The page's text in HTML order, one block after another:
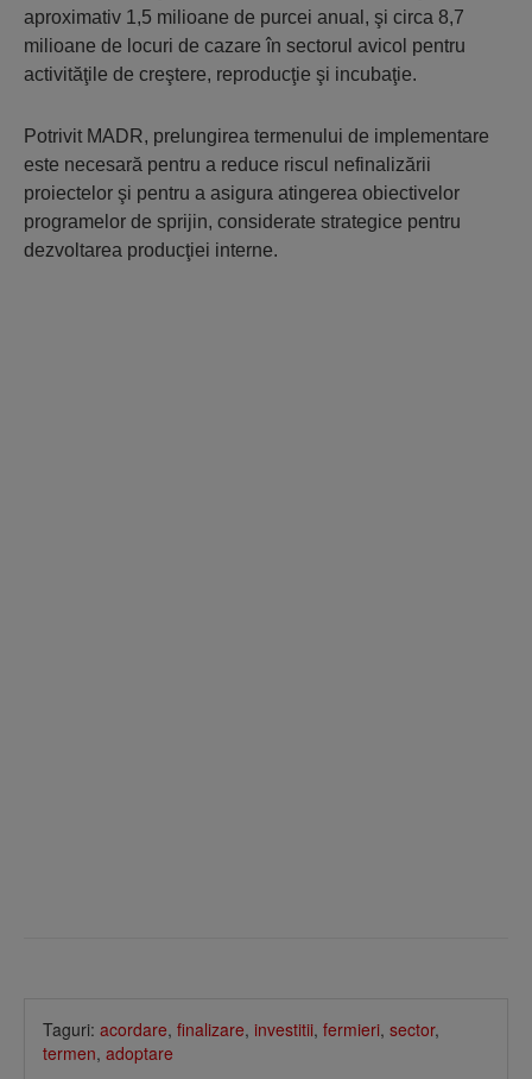
aproximativ 1,5 milioane de purcei anual, şi circa 8,7
milioane de locuri de cazare în sectorul avicol pentru
activităţile de creştere, reproducţie şi incubaţie.
Potrivit MADR, prelungirea termenului de implementare
este necesară pentru a reduce riscul nefinalizării
proiectelor şi pentru a asigura atingerea obiectivelor
programelor de sprijin, considerate strategice pentru
dezvoltarea producţiei interne.
Taguri: acordare, finalizare, investitii, fermieri, sector,
termen, adoptare